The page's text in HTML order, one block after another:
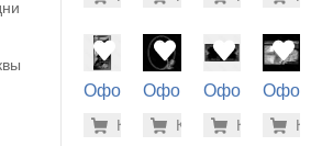
Оформление
(72-670)
-7% 5.600
Купить
Оформление
(71-860)
-7%
Купить
Оформление
(73-134)
-
Купить(73-